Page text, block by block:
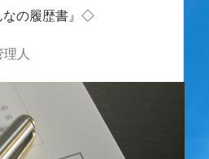
の履歴書』◇
理人